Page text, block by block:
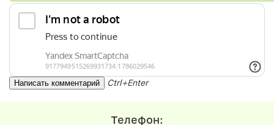
Ctrl+Enter
Телефон: